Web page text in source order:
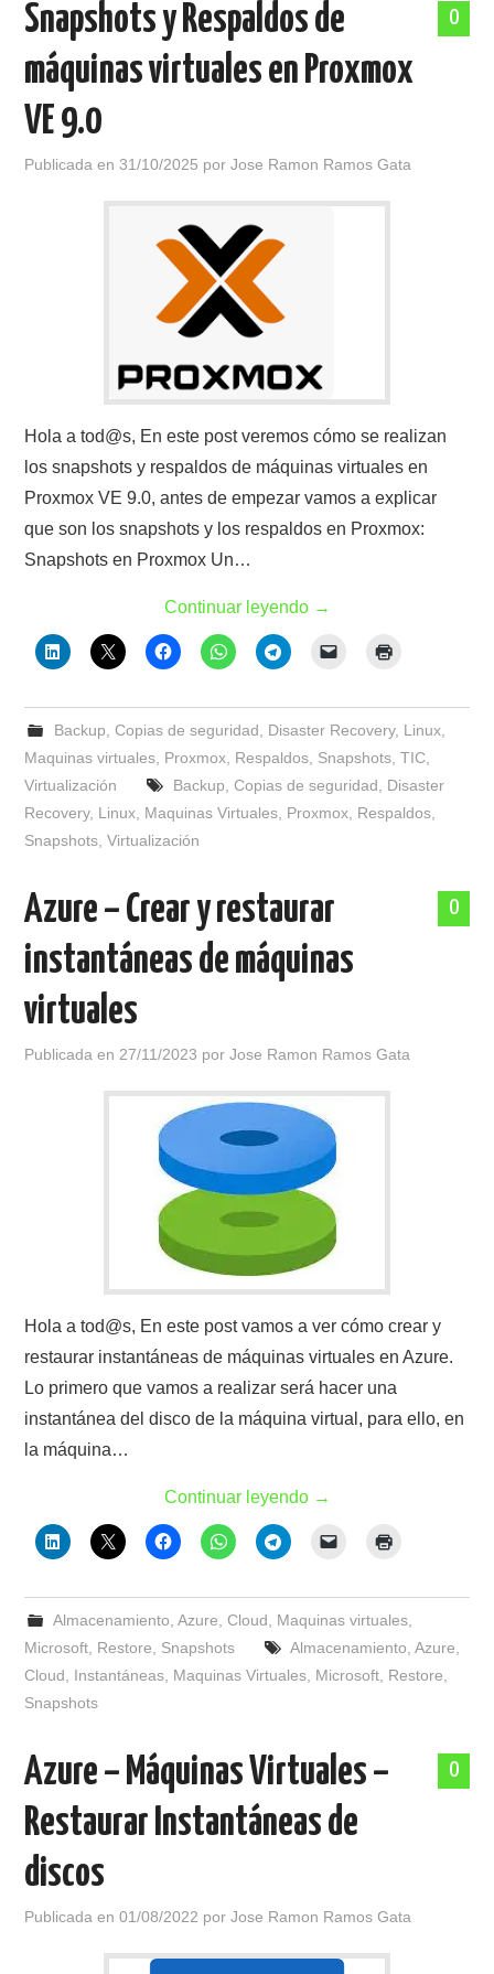
POLÍTICA DE PRIVACIDAD
0
Snapshots y Respaldos de
máquinas virtuales en Proxmox
VE 9.0
Publicada en31/10/2025 porJose Ramon Ramos Gata
Hola a tod@s, En este post veremos cómo se realizan
los snapshots y respaldos de máquinas virtuales en
Proxmox VE 9.0, antes de empezar vamos a explicar
que son los snapshots y los respaldos en Proxmox:
Snapshots en Proxmox Un…
Continuar leyendo →
Backup Copias de seguridad Disaster Recovery, Linux,
Maquinas virtuales Proxmox Respaldos Snapshots ,TIC
Virtualización
Backup Copias de seguridad
Disaster
Recovery, Linux Maquinas Virtuales Proxmox Respaldos
Snapshots ,Virtualización
0
Azure – Crear y restaurar
instantáneas de máquinas
virtuales
Publicada en 27/11/2023 porJose Ramon Ramos Gata
Hola a tod@s, En este post vamos a ver cómo crear y
restaurar instantáneas de máquinas virtuales en Azure.
Lo primero que vamos a realizar será hacer una
instantánea del disco de la máquina virtual, para ello, en
la máquina…
Continuar leyendo →
Almacenamiento Azure Cloud Maquinas virtuales,
Microsoft Restore Snapshots Almacenamiento Azure
Cloud
Instantáneas Maquinas Virtuales Microsoft Restore
Snapshots
0
Azure – Máquinas Virtuales –
Restaurar Instantáneas de
discos
Publicada en01/08/2022 porJose Ramon Ramos Gata